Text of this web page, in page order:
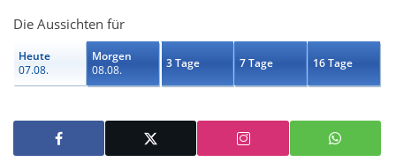
Die Aussichten für
Heute
07.08.
Morgen
08.08.
3 Tage 7 Tage 16 Tage